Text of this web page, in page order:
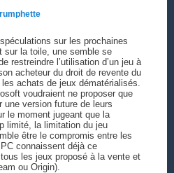
sur les prochaines
sur la toile, une semble se
restreindre l’utilisation d’un jeu à
acheteur du droit de revente du
achats de jeux dématérialisés.
voudraient ne proposer que
version future de leurs
le moment jugeant que la
limité, la limitation du jeu
être le compromis entre les
connaissent déjà ce
les jeux proposé à la vente et
ou Origin).